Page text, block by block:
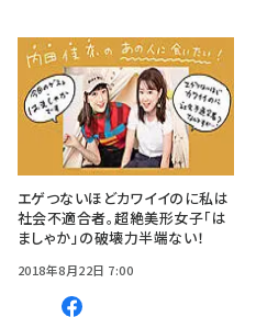
エゲつないほどカワイイのに私は
社会不適合者。超絶美形女子「は
ましゃか」の破壊力半端ない！
2018年8月22日 7:00